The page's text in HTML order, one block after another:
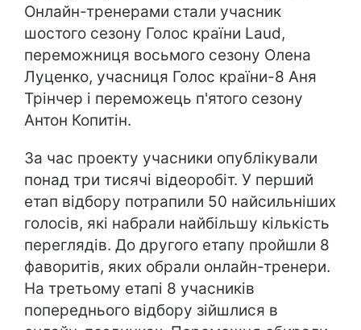
Онлайн-тренерами стали учасник
шостого сезону Голос країни Laud,
переможниця восьмого сезону Олена
Луценко, учасниця Голос країни-8 Аня
Трінчер і переможець п'ятого сезону
Антон Копитін.
За час проекту учасники опублікували
понад три тисячі відеоробіт. У перший
етап відбору потрапили 50 найсильніших
голосів, які набрали найбільшу кількість
переглядів. До другого етапу пройшли 8
фаворитів, яких обрали онлайн-тренери.
На третьому етапі 8 учасників
попереднього відбору зійшлися в